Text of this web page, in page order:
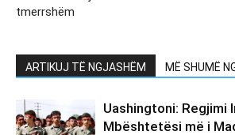
tmerrshëm
ARTIKUJ TË NGJASHËM MË SHUMË
Uashingtoni: Regjimi
Mbështetësi më i